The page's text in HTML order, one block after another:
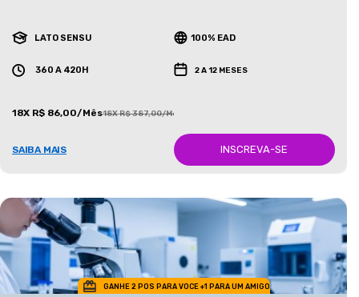
LATO SENSU 100% EAD
360 A 420H 2 A 12 MESES
18X R$ 86,00/Mês18X R$ 387,00/Mês
SAIBA MAIS INSCREVA-SE
GANHE 2 POS PARA VOCE +1 PARA UM AMIGO